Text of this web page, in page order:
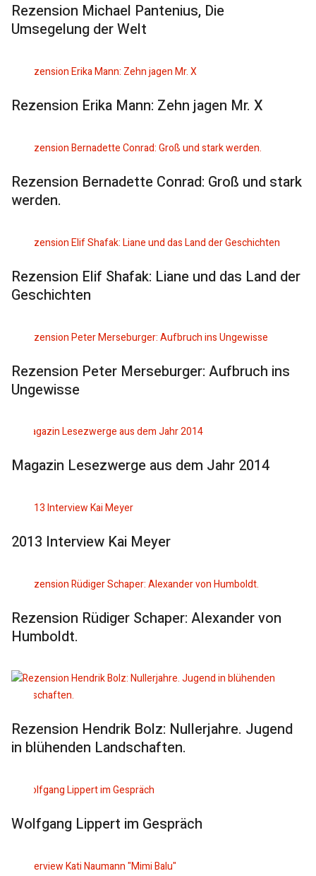
Rezension Michael Pantenius, Die
Umsegelung der Welt
Rezension Erika Mann: Zehn jagen Mr. X
Rezension Bernadette Conrad: Groß und stark
werden.
Rezension Elif Shafak: Liane und das Land der
Geschichten
Rezension Peter Merseburger: Aufbruch ins
Ungewisse
Magazin Lesezwerge aus dem Jahr 2014
2013 Interview Kai Meyer
Rezension Rüdiger Schaper: Alexander von
Humboldt.
Rezension Hendrik Bolz: Nullerjahre. Jugend
in blühenden Landschaften.
Wolfgang Lippert im Gespräch